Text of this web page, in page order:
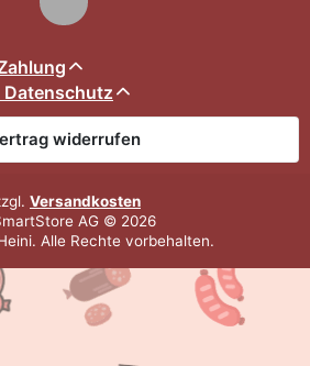
Datenschutz
widerrufen
Versandkosten
AG © 2026
Alle Rechte vorbehalten.